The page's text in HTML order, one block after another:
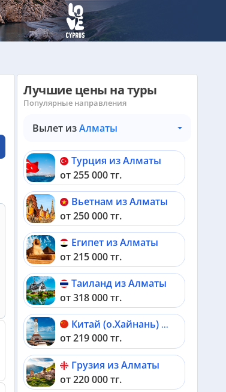
Лучшие цены на туры
Популярные направления
Вылет изАлматы
Турция из Алматы
от 255 000 тг.
Вьетнам из Алматы
от 250 000 тг.
Египет из Алматы
от 215 000 тг.
Таиланд из Алматы
от 318 000 тг.
Китай (о.Хайнань) из Алматы
от 219 000 тг.
Грузия из Алматы
от 220 000 тг.